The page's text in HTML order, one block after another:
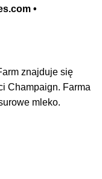
•
znajduje się
Champaign. Farma
mleko.